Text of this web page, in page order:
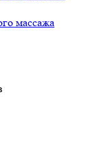
массажа